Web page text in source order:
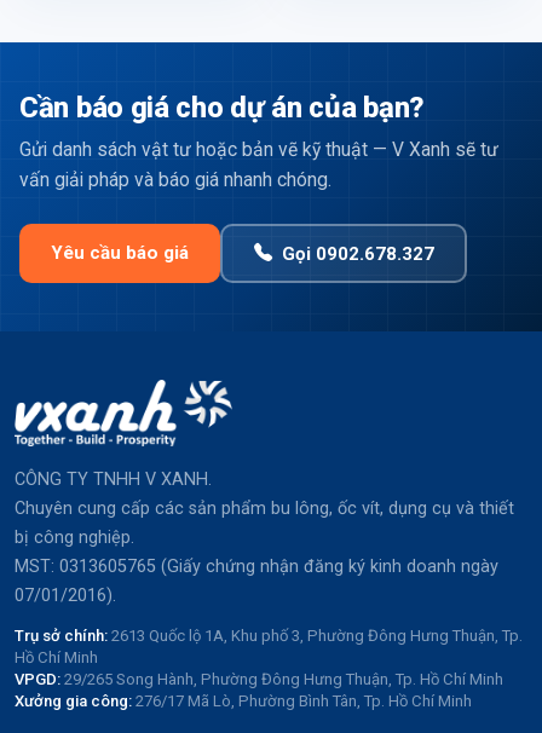
Cần báo giá cho dự án của bạn?
Gửi danh sách vật tư hoặc bản vẽ kỹ thuật — V Xanh sẽ tư
vấn giải pháp và báo giá nhanh chóng.
Yêu cầu báo giá Gọi 0902.678.327
CÔNG TY TNHH V XANH.
Chuyên cung cấp các sản phẩm bu lông, ốc vít, dụng cụ và thiết
bị công nghiệp.
MST: 0313605765 (Giấy chứng nhận đăng ký kinh doanh ngày
07/01/2016).
Trụ sở chính: 2613 Quốc lộ 1A, Khu phố 3, Phường Đông Hưng Thuận, Tp.
Hồ Chí Minh
VPGD: 29/265 Song Hành, Phường Đông Hưng Thuận, Tp. Hồ Chí Minh
Xưởng gia công: 276/17 Mã Lò, Phường Bình Tân, Tp. Hồ Chí Minh